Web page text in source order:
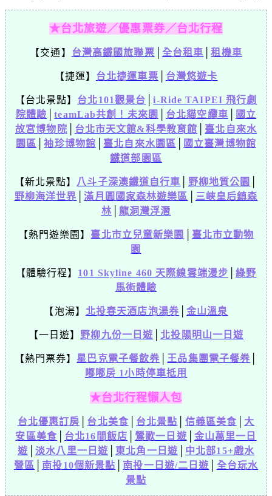
★台北旅遊／優惠票券／台北行程
【交通】 台灣高鐵國旅聯票 全台租車 │租機車
【捷運】 台北捷運車票 台灣悠遊卡
【台北景點】 台北101觀景台 │i-Ride TAIPEI 飛行劇
院體驗 │teamLab共創！未來園 台北貓空纜車
國立
故宮博物院
台北市天文館&科學教育館
臺北自來水
園區
│袖珍博物館 臺北自來水園區
國立臺灣博物館
鐵道部園區
【新北景點】 八斗子深澳鐵道自行車 野柳地質公園
野柳海洋世界 │滿月圓國家森林遊樂區
三峽皇后鎮森
林
龍洞灣浮潛
【熱門遊樂園】 臺北市立兒童新樂園
臺北市立動物
園
【體驗行程】 101 Skyline 460 天際線雲端漫步 │綠野
馬術體驗
【泡湯】 北投春天酒店泡湯券 │金山溫泉
【一日遊】 野柳九份一日遊 北投陽明山一日遊
【熱門票券】星巴克電子餐飲券 王品集團電子餐券
嘟嘟房 1小時停車抵用
★台北行程懶人包
台北優惠訂房 台北美食 台北景點 信義區美食
大
安區美食
台北16間飯店 鶯歌一日遊
金山萬里一日
遊 │淡水八里一日遊 東北角一日遊
中北部15+戲水
營區
南投10個新景點 南投一日遊/二日遊
全台玩水
景點